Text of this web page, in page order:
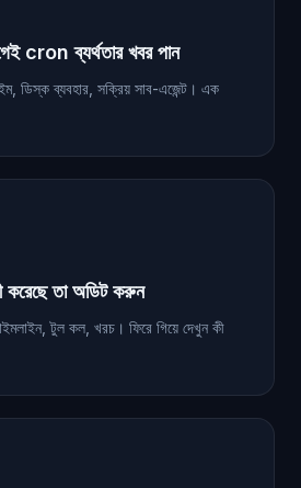
cron ব্যর্থতার খবর পান
ডিস্ক ব্যবহার, সক্রিয় সাব-এজেন্ট। এক
করেছে তা অডিট করুন
টুল কল, খরচ। ফিরে গিয়ে দেখুন কী